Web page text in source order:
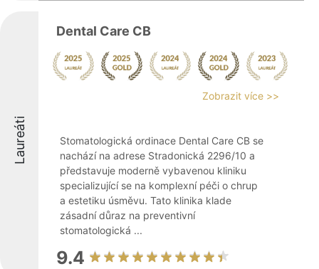
Laureáti
Dental Care CB
Zobrazit více >>
Stomatologická ordinace Dental Care CB se
nachází na adrese Stradonická 2296/10 a
představuje moderně vybavenou kliniku
specializující se na komplexní péči o chrup
a estetiku úsměvu. Tato klinika klade
zásadní důraz na preventivní
stomatologická ...
9.4